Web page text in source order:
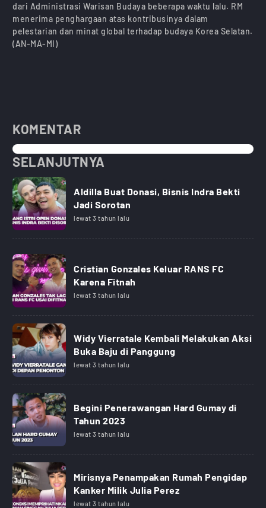
dari Administrasi Warisan Budaya beberapa waktu lalu. RM
menerima penghargaan atas kontribusinya dalam
pelestarian dan minat global terhadap budaya Korea Selatan.
(AN-MA-MI)
KOMENTAR
SELANJUTNYA
Aldilla Buat Donasi, Bisnis Indra Bekti
Jadi Sorotan
lewat 3 tahun lalu
Cristian Gonzales Keluar RANS FC
Karena Fitnah
lewat 3 tahun lalu
Widy Vierratale Kembali Melakukan Aksi
Buka Baju di Panggung
lewat 3 tahun lalu
Begini Penerawangan Hard Gumay di
Tahun 2023
lewat 3 tahun lalu
Mirisnya Penampakan Rumah Pengidap
Kanker Milik Julia Perez
lewat 3 tahun lalu